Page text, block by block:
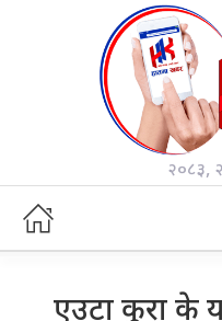
२०८३,
एउटा कुरा के